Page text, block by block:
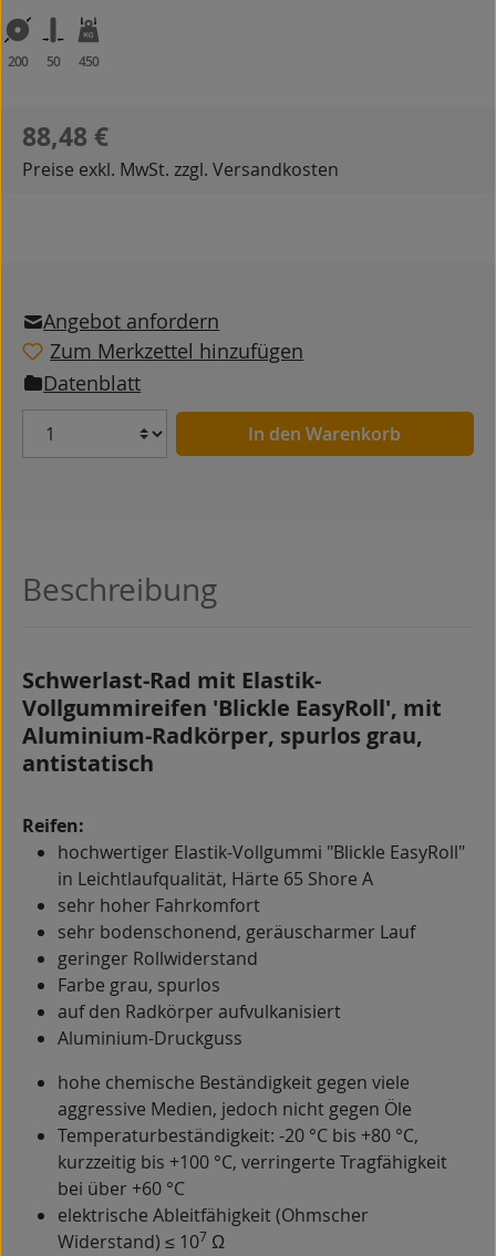
200 50 450
Regulärer Preis:
88,48 €
Preise exkl. MwSt. zzgl. Versandkosten
Angebot anfordern
Zum Merkzettel hinzufügen
Datenblatt
Anzahl In den Warenkorb
Beschreibung
Schwerlast-Rad mit Elastik-
Vollgummireifen 'Blickle EasyRoll', mit
Aluminium-Radkörper, spurlos grau,
antistatisch
Reifen:
hochwertiger Elastik-Vollgummi "Blickle EasyRoll"
in Leichtlaufqualität, Härte 65 Shore A
sehr hoher Fahrkomfort
sehr bodenschonend, geräuscharmer Lauf
geringer Rollwiderstand
Farbe grau, spurlos
auf den Radkörper aufvulkanisiert
Aluminium-Druckguss
hohe chemische Beständigkeit gegen viele
aggressive Medien, jedoch nicht gegen Öle
Temperaturbeständigkeit: -20 °C bis +80 °C,
kurzzeitig bis +100 °C, verringerte Tragfähigkeit
bei über +60 °C
elektrische Ableitfähigkeit (Ohmscher
Widerstand) ≤ 107 Ω